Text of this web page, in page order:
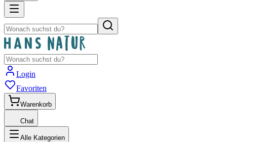
Login
Favoriten
Warenkorb
Chat
Alle Kategorien